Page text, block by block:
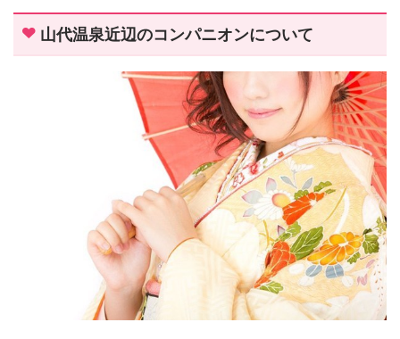
山代温泉近辺のコンパニオンについて